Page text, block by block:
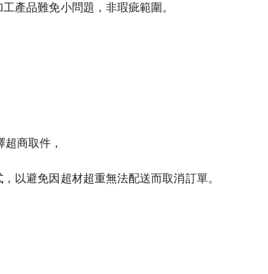
產品難免小問題，非瑕疵範圍。
商取件，
以避免因超材超重無法配送而取消訂單。